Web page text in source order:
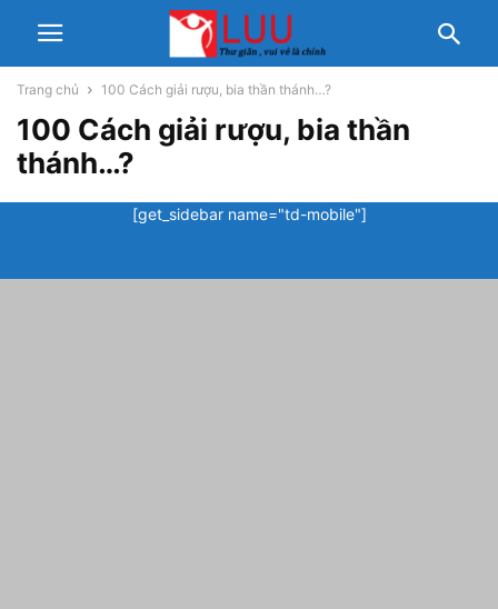
Trang chủ 100 Cách giải rượu, bia thần thánh…?
100 Cách giải rượu, bia thần
thánh…?
[get_sidebar name="td-mobile"]